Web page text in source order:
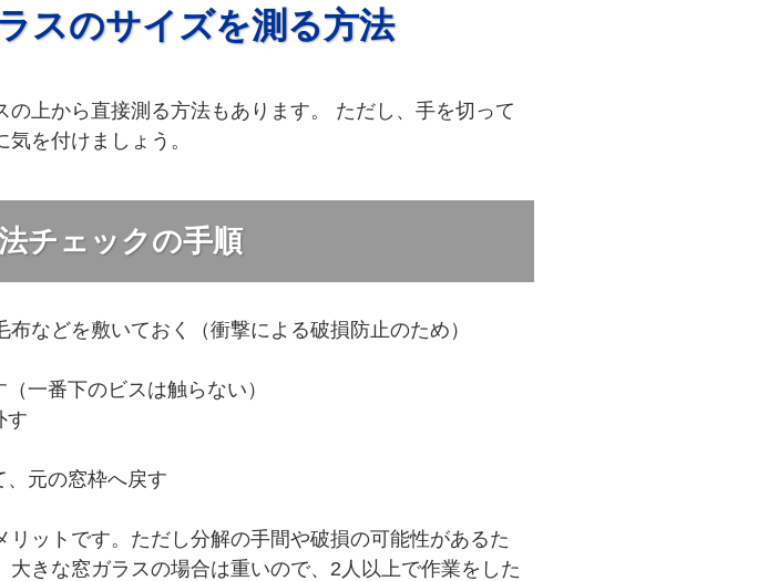
スのサイズを測る方法
上から直接測る方法もあります。 ただし、手を切って
を付けましょう。
チェックの手順
などを敷いておく（衝撃による破損防止のため）
一番下のビスは触らない）
す
元の窓枠へ戻す
ットです。ただし分解の手間や破損の可能性があるた
きな窓ガラスの場合は重いので、2人以上で作業をした